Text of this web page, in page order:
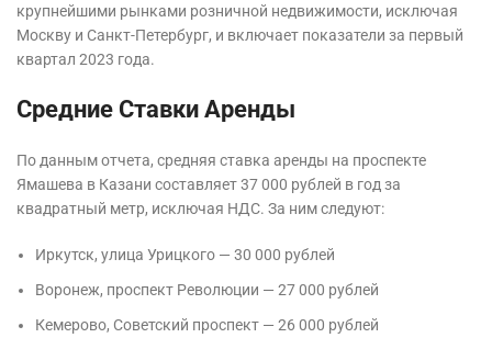
крупнейшими рынками розничной недвижимости, исключая
Москву и Санкт-Петербург, и включает показатели за первый
квартал 2023 года.
Средние Ставки Аренды
По данным отчета, средняя ставка аренды на проспекте
Ямашева в Казани составляет 37 000 рублей в год за
квадратный метр, исключая НДС. За ним следуют:
Иркутск, улица Урицкого — 30 000 рублей
Воронеж, проспект Революции — 27 000 рублей
Кемерово, Советский проспект — 26 000 рублей